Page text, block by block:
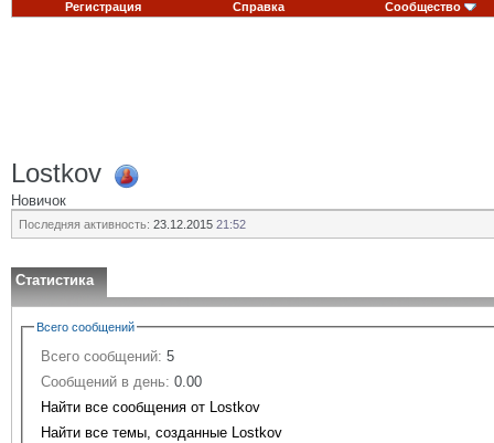
Регистрация Справка Сообщество
Lostkov
Новичок
Последняя активность: 23.12.2015 21:52
Статистика
Всего сообщений
Всего сообщений: 5
Сообщений в день: 0.00
Найти все сообщения от Lostkov
Найти все темы, созданные Lostkov